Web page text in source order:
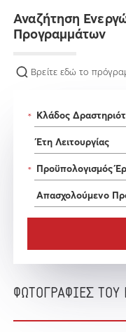
Αναζήτηση
Προγραμμάτων
Βρείτε εδώ το
*
*
ΦΩΤΟΓΡΑΦΙΕΣ ΤΟΥ